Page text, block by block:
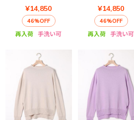
¥14,850
46%OFF
再入荷 手洗い可
¥14,850
46%OFF
再入荷 手洗い可